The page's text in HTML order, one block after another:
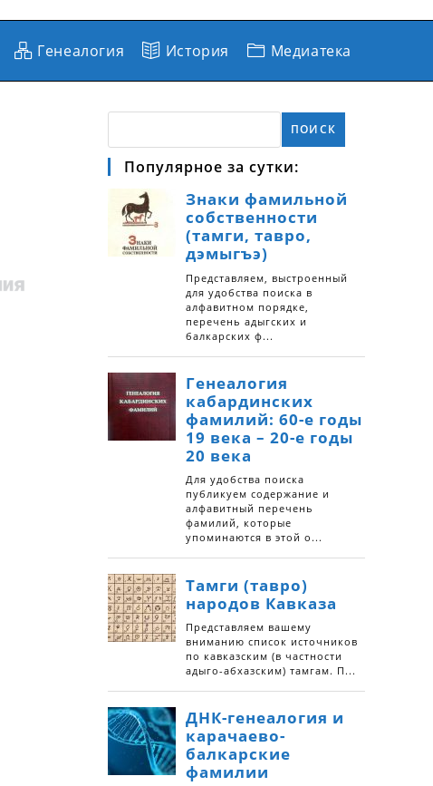
Генеалогия История Медиатека
ПОИСК
Популярное за сутки: